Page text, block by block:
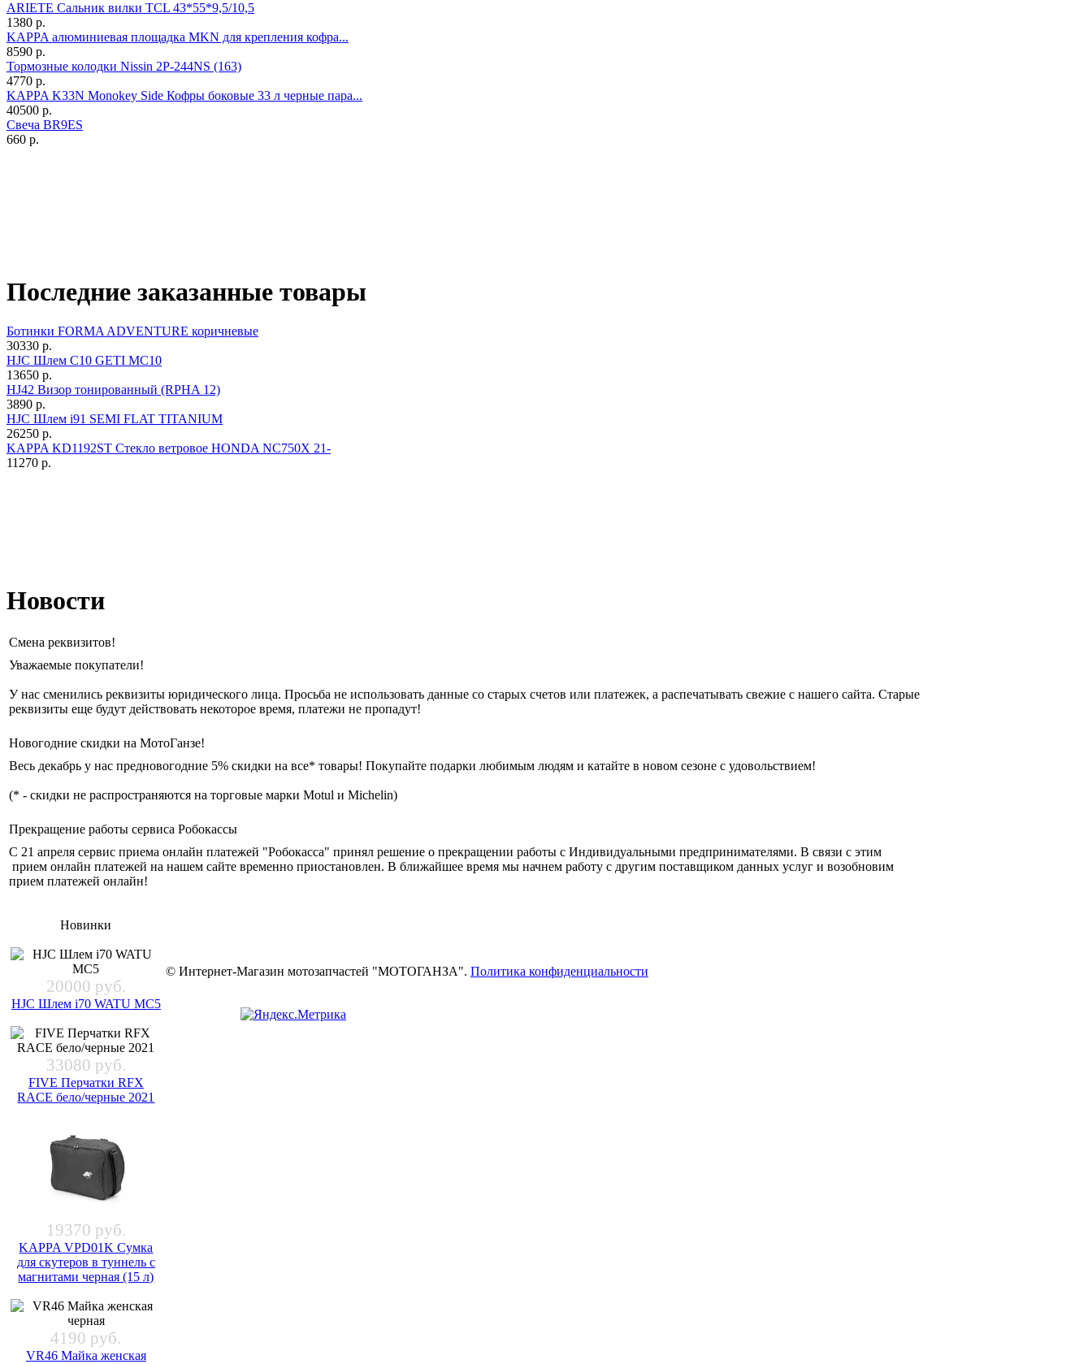
ARIETE Сальник вилки TCL 43*55*9,5/10,5
1380 р.
KAPPA алюминиевая площадка MKN для крепления кофра...
8590 р.
Тормозные колодки Nissin 2P-244NS (163)
4770 р.
KAPPA K33N Monokey Side Кофры боковые 33 л черные пара...
40500 р.
Свеча BR9ES
660 р.
Последние заказанные товары
Ботинки FORMA ADVENTURE коричневые
30330 р.
HJC Шлем C10 GETI MC10
13650 р.
HJ42 Визор тонированный (RPHA 12)
3890 р.
HJC Шлем i91 SEMI FLAT TITANIUM
26250 р.
KAPPA KD1192ST Стекло ветровое HONDA NC750X 21-
11270 р.
Новости
Смена реквизитов!
Уважаемые покупатели!
У нас сменились реквизиты юридического лица. Просьба не использовать данные со старых счетов или платежек, а распечатывать свежие с нашего сайта. Старые
реквизиты еще будут действовать некоторое время, платежи не пропадут!
Новогодние скидки на МотоГанзе!
Весь декабрь у нас предновогодние 5% скидки на все* товары! Покупайте подарки любимым людям и катайте в новом сезоне с удовольствием!
(* - скидки не распространяются на торговые марки Motul и Michelin)
Прекращение работы сервиса Робокассы
С 21 апреля сервис приема онлайн платежей "Робокасса" принял решение о прекращении работы с Индивидуальными предпринимателями. В связи с этим
прием онлайн платежей на нашем сайте временно приостановлен. В ближайшее время мы начнем работу с другим поставщиком данных услуг и возобновим
прием платежей онлайн!
Новинки
20000 руб.
HJC Шлем i70 WATU MC5
33080 руб.
FIVE Перчатки RFX
RACE бело/черные 2021
19370 руб.
KAPPA VPD01K Сумка
для скутеров в туннель с
магнитами черная (15 л)
4190 руб.
VR46 Майка женская
© Интернет-Магазин мотозапчастей "МОТОГАНЗА". Политика конфиденциальности